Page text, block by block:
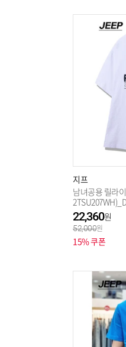
지프
남녀공용 릴라
22,360
52,000
15% 쿠폰